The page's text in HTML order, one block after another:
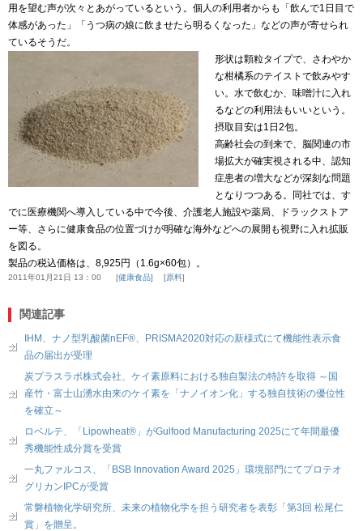
用を望む声が次々とあがっているという。個人の利用者からも「飲んで1日目で
体感があった」「うつ病の娘に飲ませたら明るくなった」などの声が寄せられ
ているそうだ。
形状は顆粒タイプで、さわやか
な柑橘系のテイストで飲みやす
い。水で飲むか、味噌汁に入れ
るなどの利用法もいいという。
摂取目安は1日2包。
高齢社会の到来で、脳関連の市
場拡大が確実視される中、認知
症患者の増大などが深刻な問題
となりつつある。同社では、す
でに医療機関へ導入している中で今後、介護老人施設や薬局、ドラックストア
ー等、さらに健康食品の位置づけが明確な海外などへの展開も視野に入れ拡販
を図る。
製品の税込価格は、8,925円（1.6g×60包）。
2011年01月21日 13：00 健康食品 原料
関連記事
IHM、ナノ型乳酸菌nEF®、PRISMA2020対応の新様式にて機能性表示食
品の届出が受理
炭プラスラボ株式会社、ケイ素原料における独自製法の特許を取得 ～国
産竹・富士山湧水由来のケイ素を「ナノイオン化」する独自技術の優位性
を確立～
ロベルテ、「Lipowheat®」がGulfood Manufacturing 2025にて年間最優
秀機能性成分賞を受賞
一丸ファルコス、「BSB Innovation Award 2025」環境部門にてプロテオ
グリカンIPCが受賞
常磐植物化学研究所、未来の植物化学を担う研究者を表彰「第3回 松尾仁
賞」を贈呈。